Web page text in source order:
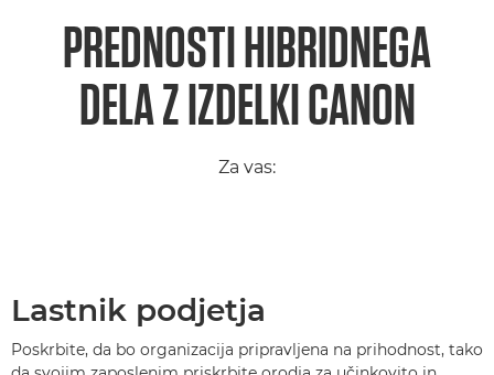
PREDNOSTI HIBRIDNEGA
DELA Z IZDELKI CANON
Za vas:
Lastnik podjetja
Poskrbite, da bo organizacija pripravljena na prihodnost, tako